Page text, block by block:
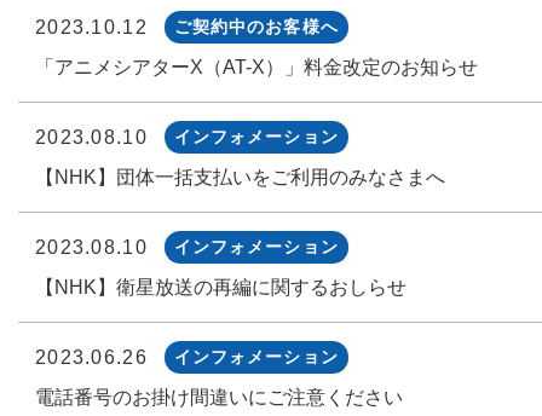
お申し込み
〒041-0801
北海道函館市桔梗町379-31
0138-34-2525
営業時間 9:00～18:00
〒950-1189
新潟県新潟市西区山田2310-39
025-210-1200
2023.10.12 ご契約中のお客様へ
「アニメシアターX（AT-X）」料金改定のお知らせ
2023.08.10 インフォメーション
【NHK】団体一括支払いをご利用のみなさまへ
2023.08.10 インフォメーション
【NHK】衛星放送の再編に関するおしらせ
2023.06.26 インフォメーション
電話番号のお掛け間違いにご注意ください